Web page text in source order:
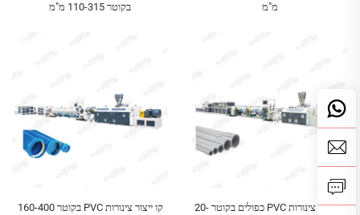
מ"מ
בקוטר 110-315 מ"מ
קו ייצור צינורות PVC כפולים בקוטר 20-
קו ייצור צינורות PVC בקוטר 160-400